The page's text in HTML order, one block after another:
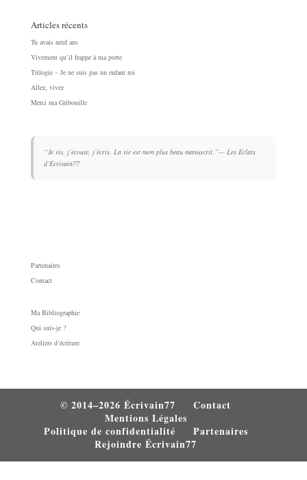
Articles récents
Tu avais neuf ans
Vivement qu’il frappe à ma porte
Trilogie – Je ne suis pas un enfant roi
Allez, vivez
Merci ma Gribouille
“Je vis, j’écoute, j’écris. La vie est mon plus beau manuscrit.”— Les Éclats
d’Écrivain77
“Ce n’est pas le bonheur qu’on cherche. C’est la capacité à le reconnaître
quand on le fabrique.”
Partenaires
Contact
Ma Bibliographie
Qui suis-je ?
Ateliers d’écriture
© 2014–2026 Écrivain77
Contact
Mentions Légales
Politique de confidentialité
Partenaires
Rejoindre Écrivain77